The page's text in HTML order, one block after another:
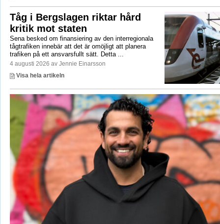
Tåg i Bergslagen riktar hård
kritik mot staten
Sena besked om finansiering av den interregionala
tågtrafiken innebär att det är omöjligt att planera
trafiken på ett ansvarsfullt sätt. Detta ...
4 augusti 2026 av Jennie Einarsson
Visa hela artikeln